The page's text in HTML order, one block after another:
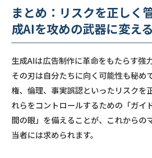
まとめ：リスクを正しく
成AIを攻めの武器に変える
生成AIは広告制作に革命をもたらす強
その刃は自分たちに向く可能性も秘め
権、倫理、事実誤認といったリスクを
れらをコントロールするための「ガイ
間の眼」を備えることが、これからの
当者には求められます。